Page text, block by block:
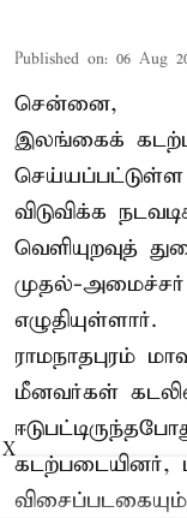
Published on: 06 Aug
சென்னை,
இலங்கைக்
விடுவிக்க
வெளியுறவுத்
முதல்-
எழுதியுள்ளார்.
ராமநாதபுரம்
மீனவர்கள்
X